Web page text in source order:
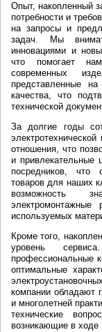
Опыт, накопленный
потребности и
на запросы и
задач. Мы
инновациями и
что помогает
современных
представленные
качества, что
технической
За долгие годы
отношения, что
и
посредников, что
товаров для наших
возможность
электромонтажные
используемых
Кроме того,
уровень
профессиональные
оптимальные
компании обладают
и многолетней
технические
возникающие в ходе